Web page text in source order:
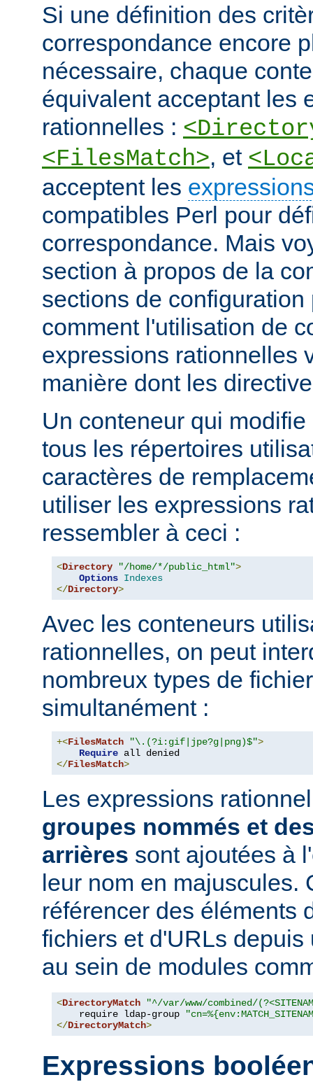
Si une définition des
correspondance encore
nécessaire, chaque
équivalent acceptant les
rationnelles :
<FilesMatch>, et
acceptent les
compatibles Perl pour
correspondance. Mais
section à propos de la
sections de
comment l'utilisation de
expressions rationnelles
manière dont les
Un conteneur qui
tous les répertoires
caractères de
utiliser les expressions
ressembler à ceci :
<Directory "/home/*/public_html">
Options Indexes
</Directory>
Avec les conteneurs
rationnelles, on peut
nombreux types de
simultanément :
+<FilesMatch "\.(?i:gif|jpe?g|png)$">
Require
</FilesMatch>
Les expressions
groupes nommés et
arrières sont ajoutées à
leur nom en majuscules.
référencer des éléments
fichiers et d'URLs
au sein de modules
<DirectoryMatch
"^/var/www/combined/
    require ldap-group
</DirectoryMatch>
Expressions